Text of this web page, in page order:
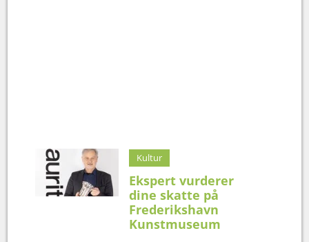
Kultur
Ekspert vurderer
dine skatte på
Frederikshavn
Kunstmuseum